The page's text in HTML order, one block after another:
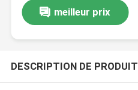
meilleur prix
DESCRIPTION DE PRODUIT